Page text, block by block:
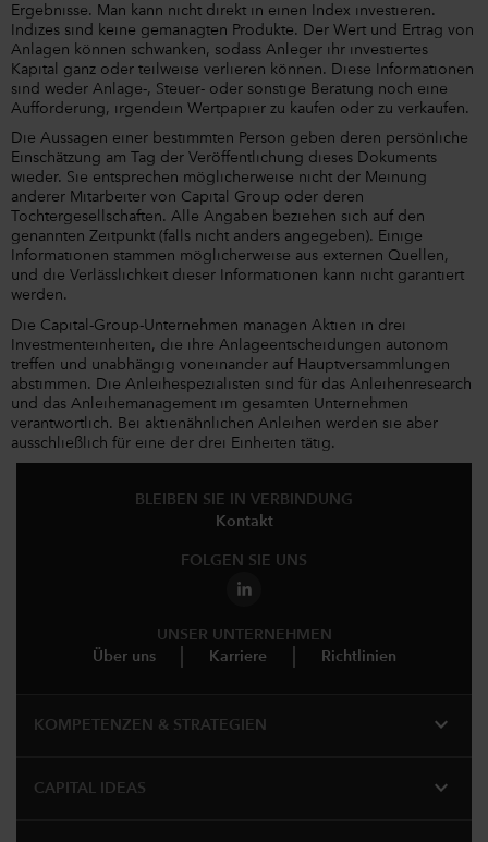
Ergebnisse. Man kann nicht direkt in einen Index investieren.
Indizes sind keine gemanagten Produkte. Der Wert und Ertrag von
Anlagen können schwanken, sodass Anleger ihr investiertes
Kapital ganz oder teilweise verlieren können. Diese Informationen
sind weder Anlage-, Steuer- oder sonstige Beratung noch eine
Aufforderung, irgendein Wertpapier zu kaufen oder zu verkaufen.
Die Aussagen einer bestimmten Person geben deren persönliche
Einschätzung am Tag der Veröffentlichung dieses Dokuments
wieder. Sie entsprechen möglicherweise nicht der Meinung
anderer Mitarbeiter von Capital Group oder deren
Tochtergesellschaften. Alle Angaben beziehen sich auf den
genannten Zeitpunkt (falls nicht anders angegeben). Einige
Informationen stammen möglicherweise aus externen Quellen,
und die Verlässlichkeit dieser Informationen kann nicht garantiert
werden.
Die Capital-Group-Unternehmen managen Aktien in drei
Investmenteinheiten, die ihre Anlageentscheidungen autonom
treffen und unabhängig voneinander auf Hauptversammlungen
abstimmen. Die Anleihespezialisten sind für das Anleihenresearch
und das Anleihemanagement im gesamten Unternehmen
verantwortlich. Bei aktienähnlichen Anleihen werden sie aber
ausschließlich für eine der drei Einheiten tätig.
BLEIBEN SIE IN VERBINDUNG
Kontakt
FOLGEN SIE UNS
UNSER UNTERNEHMEN
Über uns
Karriere Richtlinien
KOMPETENZEN & STRATEGIEN expand_more
CAPITAL IDEAS expand_more